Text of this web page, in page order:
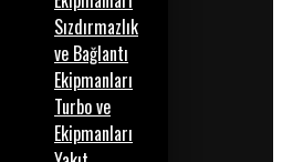
Sızdırmazlık
ve Bağlantı
Ekipmanları
Turbo ve
Ekipmanları